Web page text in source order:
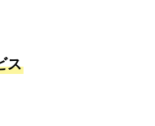
ス